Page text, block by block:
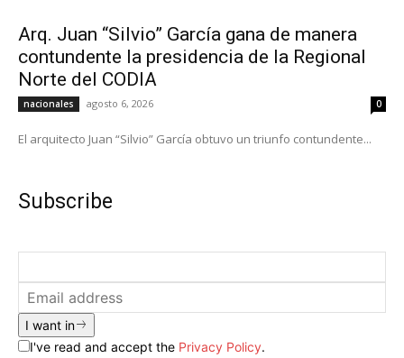
Arq. Juan “Silvio” García gana de manera
contundente la presidencia de la Regional
Norte del CODIA
nacionales agosto 6, 2026 0
El arquitecto Juan “Silvio” García obtuvo un triunfo contundente...
Subscribe
I want in
I've read and accept the Privacy Policy.